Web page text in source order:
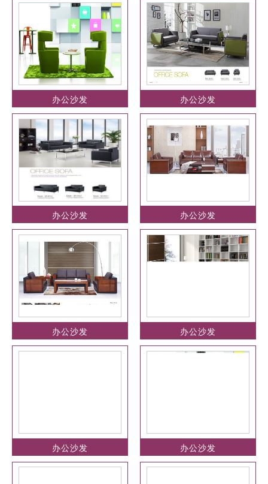
办公沙发 办公沙发
办公沙发 办公沙发
办公沙发 办公沙发
办公沙发 办公沙发